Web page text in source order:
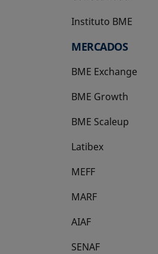
Instituto BME
se abre en una
MERCADOS
BME Exchange
BME Growth
se abre en una
BME Scaleup
se abre en una
Latibex
se abre en una
MEFF
se abre en una
MARF
AIAF
SENAF